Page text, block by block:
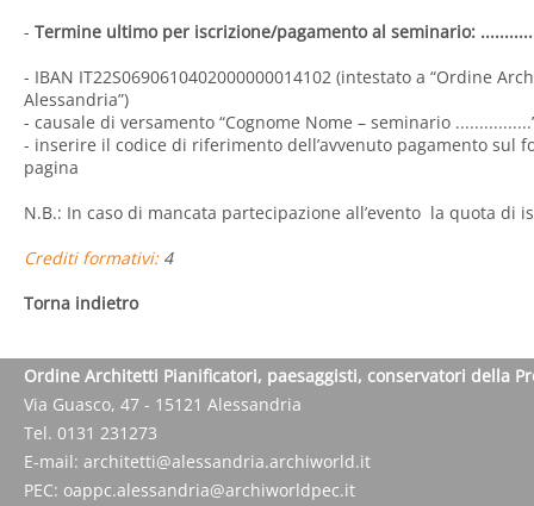
- Termine ultimo per iscrizione/pagamento al seminario:
- IBAN IT22S0690610402000000014102 (intestato a “Ordine
Alessandria”)
- causale di versamento “Cognome Nome – seminario
- inserire il codice di riferimento dell’avvenuto pagamento sul
pagina
N.B.: In caso di mancata partecipazione all’evento la quota di
Crediti formativi:4
Torna indietro
Ordine Architetti Pianificatori, paesaggisti, conservatori della
Via Guasco, 47 - 15121 Alessandria
Tel. 0131 231273
E-mail: architetti@alessandria.archiworld.it
PEC: oappc.alessandria@archiworldpec.it